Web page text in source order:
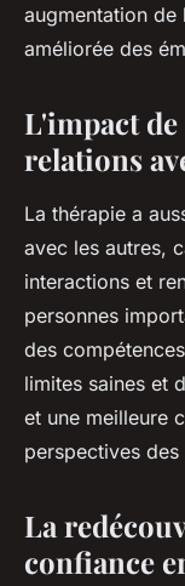
augmentation de
améliorée des
L'impact
relations
La thérapie a
avec les autres,
interactions et
personnes
des
limites saines et
et une meilleure
perspectives des
La
confiance